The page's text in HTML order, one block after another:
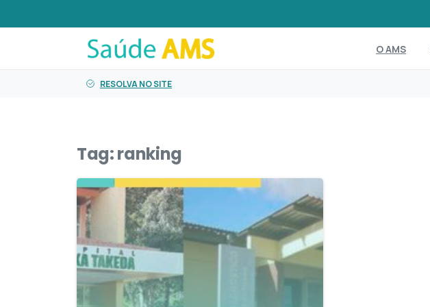
O AMS
RESOLVA NO SITE
Tag:ranking
2